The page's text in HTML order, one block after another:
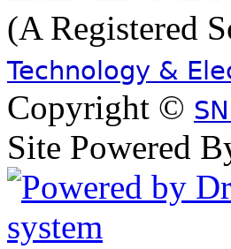
(A Registered
Technology &
Copyright ©
Site Powered